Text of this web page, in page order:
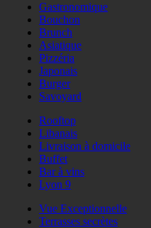
Gastronomique
Bouchon
Brunch
Asiatique
Pizzéria
Japonais
Burger
Savoyard
Rooftop
Libanais
Livraison à domicile
Buffet
Bar à vins
Lyon 9
Vue Exceptionnelle
Terrasses secrètes